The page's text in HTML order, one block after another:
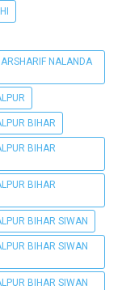
NALANDA
BIHAR
BIHAR
BIHAR
BIHAR SIWAN
BIHAR SIWAN
BIHAR SIWAN